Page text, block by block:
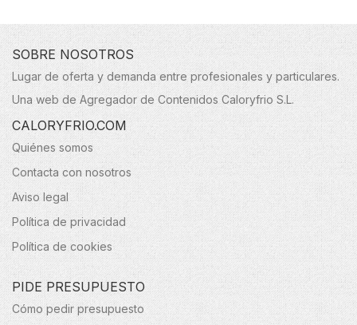
SOBRE NOSOTROS
Lugar de oferta y demanda entre profesionales y particulares.
Una web de Agregador de Contenidos Caloryfrio S.L.
CALORYFRIO.COM
Quiénes somos
Contacta con nosotros
Aviso legal
Política de privacidad
Política de cookies
PIDE PRESUPUESTO
Cómo pedir presupuesto